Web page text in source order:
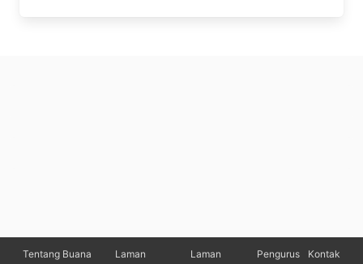
Tentang Buana
Laman
Laman
Pengurus Kontak